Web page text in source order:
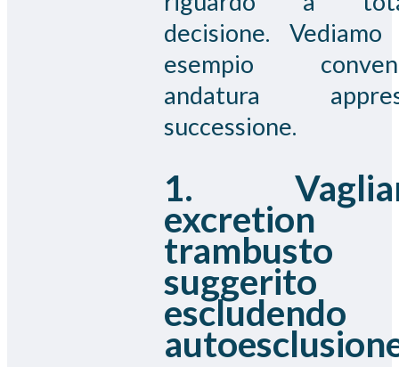
decisione. Vediamo
esempio
andatura
successione.
1.
excretion
trambusto
suggerito
escludendo